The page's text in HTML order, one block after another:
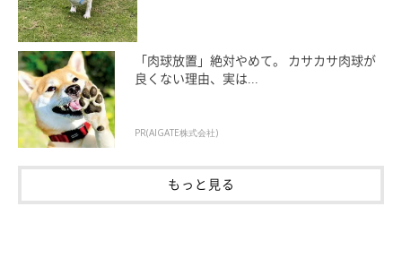
「肉球放置」絶対やめて。 カサカサ肉球が
良くない理由、実は...
PR(AIGATE株式会社)
もっと見る